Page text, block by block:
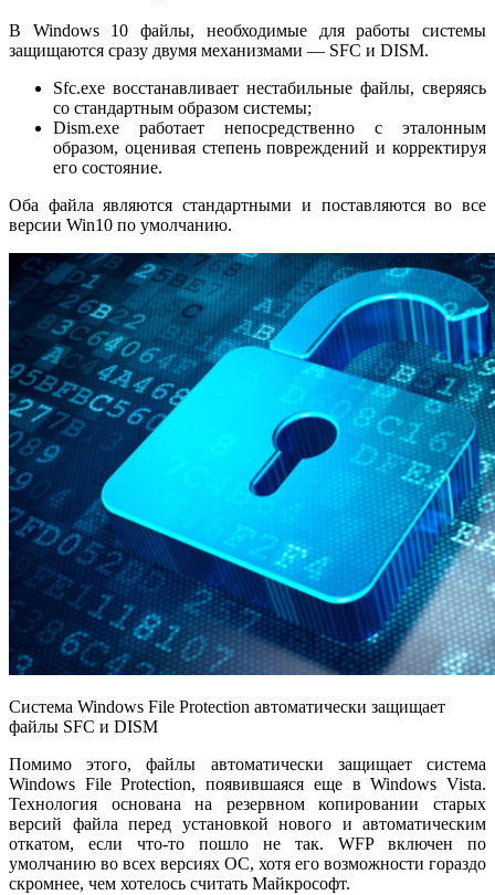
В Windows 10 файлы, необходимые для работы системы
защищаются сразу двумя механизмами — SFC и DISM.
Sfc.exe восстанавливает нестабильные файлы, сверяясь
со стандартным образом системы;
Dism.exe работает непосредственно с эталонным
образом, оценивая степень повреждений и корректируя
его состояние.
Оба файла являются стандартными и поставляются во все
версии Win10 по умолчанию.
Система Windows File Protection автоматически защищает
файлы SFC и DISM
Помимо этого, файлы автоматически защищает система
Windows File Protection, появившаяся еще в Windows Vista.
Технология основана на резервном копировании старых
версий файла перед установкой нового и автоматическим
откатом, если что-то пошло не так. WFP включен по
умолчанию во всех версиях ОС, хотя его возможности гораздо
скромнее, чем хотелось считать Майкрософт.